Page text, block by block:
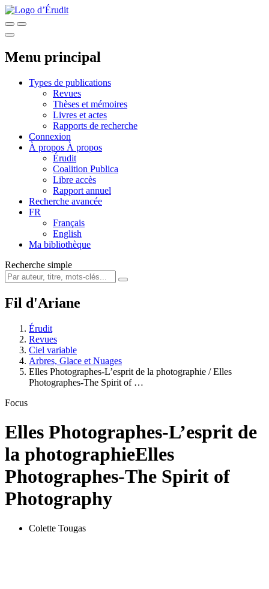
Menu principal
Types de publications
Revues
Thèses et mémoires
Livres et actes
Rapports de recherche
Connexion
À propos À propos
Érudit
Coalition Publica
Libre accès
Rapport annuel
Recherche avancée
FR
Français
English
Ma bibliothèque
Recherche simple
Fil d'Ariane
Érudit
Revues
Ciel variable
Arbres, Glace et Nuages
Elles Photographes-L’esprit de la photographie / Elles
Photographes-The Spirit of …
Focus
Elles Photographes-L’esprit de
la photographieElles
Photographes-The Spirit of
Photography
Colette Tougas